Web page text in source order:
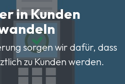
in Kunden
sorgen wir dafür, dass
zu Kunden werden.